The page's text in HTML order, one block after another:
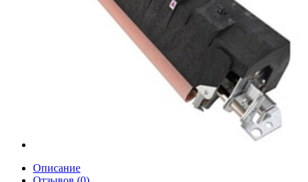
Описание